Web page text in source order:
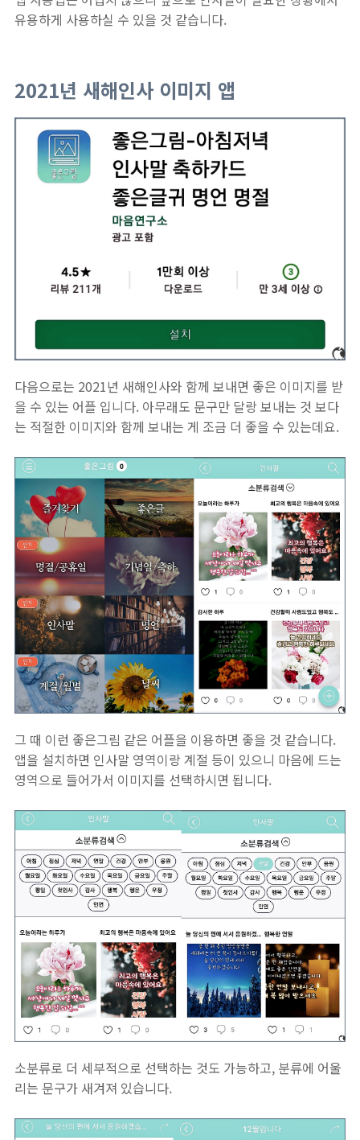
유용하게 사용하실 수 있을 것 같습니다.
2021년 새해인사 이미지 앱
다음으로는 2021년 새해인사와 함께 보내면 좋은 이미지를 받
을 수 있는 어플 입니다. 아무래도 문구만 달랑 보내는 것 보다
는 적절한 이미지와 함께 보내는 게 조금 더 좋을 수 있는데요.
그 때 이런 좋은그림 같은 어플을 이용하면 좋을 것 같습니다.
앱을 설치하면 인사말 영역이랑 계절 등이 있으니 마음에 드는
영역으로 들어가서 이미지를 선택하시면 됩니다.
소분류로 더 세부적으로 선택하는 것도 가능하고, 분류에 어울
리는 문구가 새겨져 있습니다.